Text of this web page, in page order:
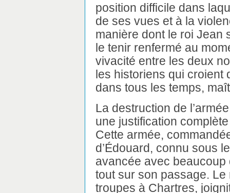
position difficile dans
de ses vues et à la
manière dont le roi Jean
le tenir renfermé au
vivacité entre les deux
les historiens qui croient
dans tous les temps,
La destruction de
une justification
Cette armée,
d’Édouard, connu sous
avancée avec beaucoup
tout sur son passage.
troupes à Chartres,